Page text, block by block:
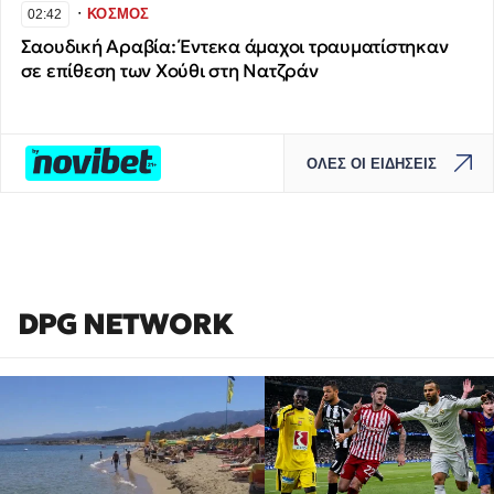
02:42 ∙ΚΟΣΜΟΣ
Σαουδική Αραβία: Έντεκα άμαχοι τραυματίστηκαν
σε επίθεση των Χούθι στη Νατζράν
ΟΛΕΣ ΟΙ ΕΙΔΗΣΕΙΣ
DPG NETWORK